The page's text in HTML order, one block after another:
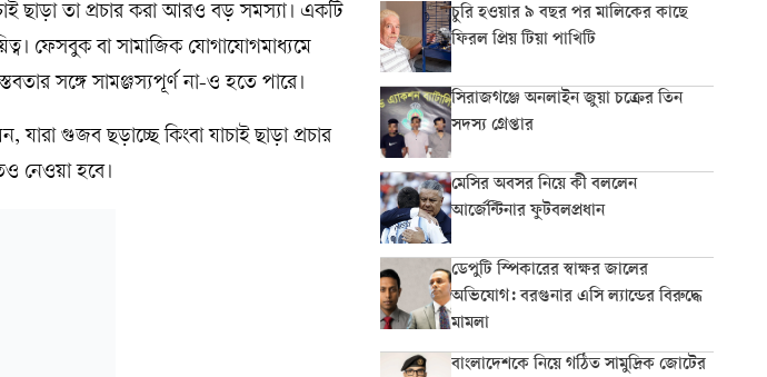
ছাড়া তা প্রচার করা আরও বড় সমস্যা। একটি
ফেসবুক বা সামাজিক যোগাযোগমাধ্যমে
সঙ্গে সামঞ্জস্যপূর্ণ না-ও হতে পারে।
যারা গুজব ছড়াচ্ছে কিংবা যাচাই ছাড়া প্রচার
নেওয়া হবে।
চুরি হওয়ার ৯ বছর পর মালিকের কাছে
ফিরল প্রিয় টিয়া পাখিটি
সিরাজগঞ্জে অনলাইন জুয়া চক্রের তিন
সদস্য গ্রেপ্তার
মেসির অবসর নিয়ে কী বললেন
আর্জেন্টিনার ফুটবলপ্রধান
ডেপুটি স্পিকারের স্বাক্ষর জালের
অভিযোগ: বরগুনার এসি ল্যান্ডের বিরুদ্ধে
মামলা
বাংলাদেশকে নিয়ে গঠিত সামুদ্রিক জোটের